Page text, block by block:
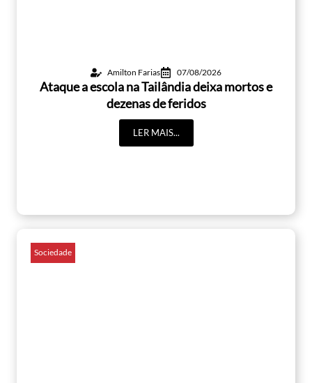
Amilton Farias 07/08/2026
Ataque a escola na Tailândia deixa mortos e
dezenas de feridos
LER MAIS...
Sociedade